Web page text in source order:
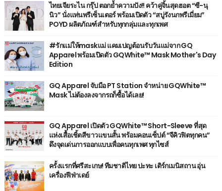
ไทยเจียระไน กรุ๊ป ตอกย้ำความปัง!! คว้าคู่จิ้นสุดฮอต “ซี-นุ
นิว” นั่งแท่นพรีเซ็นเตอร์ พร้อมเปิดตัว “สบู่รังนกพรีเมี่ยม”
POYD ผลิตภัณฑ์สำหรับทุกกลุ่มและทุกเพศ
#รักแม่ให้maskแม่ แคมเปญต้อนรับวันแม่จาก GQ
Apparel พร้อมเปิดตัว GQWhite™ Mask Mother's Day
Edition
GQ Apparel จับมือ PT Station จำหน่าย GQWhite™
Mask ไม่ต้องลงจากรถก็ซื้อได้เลย!
GQ Apparel เปิดตัว GQWhite™ Short-Sleeve ที่สุด
แห่งเสื้อเชิ้ตสีขาวแขนสั้น พร้อมคอนเซ็ปต์ “จีคิวฟิตทุกคน”
ดึงจุดเด่นการออกแบบเพื่อคนทุกเพศ ทุกไซส์
ครั้งแรกที่ศรีสะเกษ! ทีมชาติไทย ปะทะ เติร์กเมนิสถาน อุ่น
เครื่องฟีฟ่าเดย์